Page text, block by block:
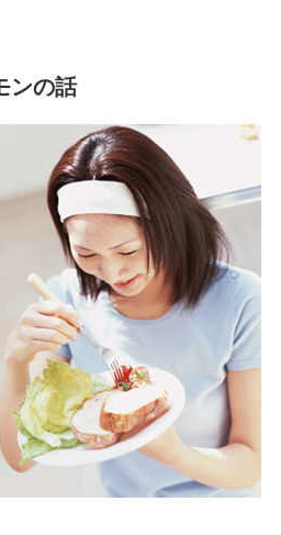
ンの話